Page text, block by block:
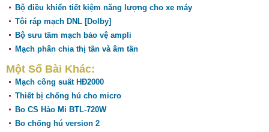
Bộ điều khiển tiết kiệm năng lượng cho xe máy
Tôi ráp mạch DNL [Dolby]
Bộ sưu tầm mạch bảo vệ ampli
Mạch phân chia thị tần và âm tần
Một Số Bài Khác:
Mạch công suất HĐ2000
Thiết bị chống hú cho micro
Bo CS Hảo Mi BTL-720W
Bo chống hú version 2